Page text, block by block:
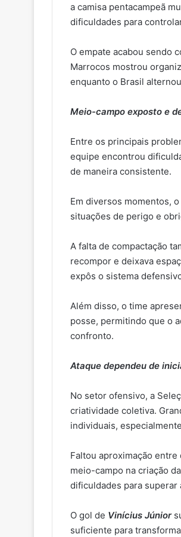
a camisa pentacampeã
dificuldades para
O empate acabou sendo
Marrocos mostrou
enquanto o Brasil
Meio-campo exposto e
Entre os principais
equipe encontrou
de maneira consistente.
Em diversos momentos,
situações de perigo e
A falta de compactação
recompor e deixava
expôs o sistema
Além disso, o time
posse, permitindo que o
confronto.
Ataque dependeu de
No setor ofensivo, a
criatividade coletiva.
individuais,
Faltou aproximação
meio-campo na criação
dificuldades para superar
O gol de Vinícius Júnior
suficiente para